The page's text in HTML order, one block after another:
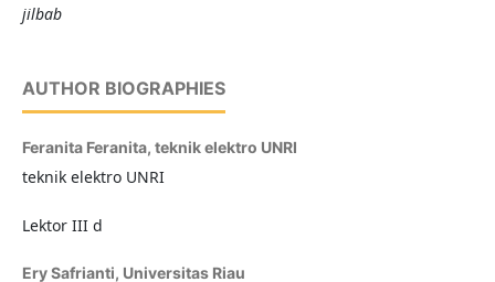
jilbab
AUTHOR BIOGRAPHIES
Feranita Feranita, teknik elektro UNRI
teknik elektro UNRI
Lektor III d
Ery Safrianti, Universitas Riau